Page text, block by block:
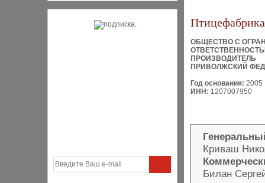
ОБЩЕСТВО С
ПРОИЗВОДИТЕЛЬ
ПРИВОЛЖСКИЙ
Год основания: 2005
ИНН: 1207007950
Криваш
Билан